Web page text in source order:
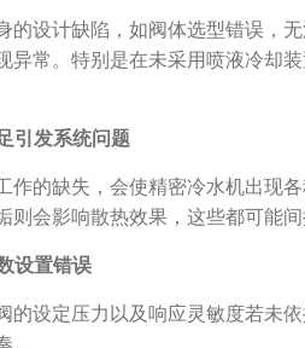
的设计缺陷，如阀体选型错误，
异常。特别是在未采用喷液冷却
引发系统问题
作的缺失，会使精密冷水机出现
则会影响散热效果，这些都可能
设置错误
的设定压力以及响应灵敏度若未